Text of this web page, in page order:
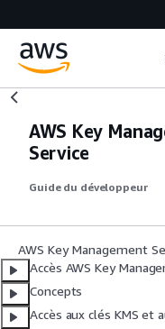
AWS Key
Service
Guide du développeur
AWS Key Management
Accès AWS Key
Concepts
Accès aux clés KMS et